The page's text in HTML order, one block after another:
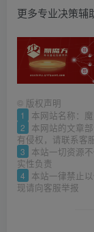
更多专业决策辅
© 版权声明
1 本网站名称：
2
本网站的文章
有侵权，请联系客
3
本站一切资源
实性负责
4
本站一律禁止
现请向客服举报